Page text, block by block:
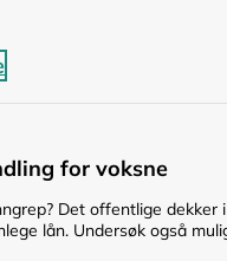
for voksne
Det offentlige
lån. Undersøk også